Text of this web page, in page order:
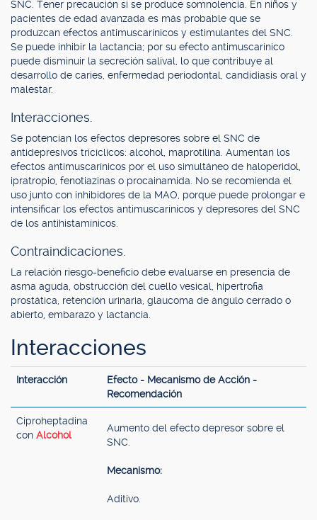
SNC. Tener precaución si se produce somnolencia. En niños y
pacientes de edad avanzada es más probable que se
produzcan efectos antimuscarínicos y estimulantes del SNC.
Se puede inhibir la lactancia; por su efecto antimuscarínico
puede disminuir la secreción salival, lo que contribuye al
desarrollo de caries, enfermedad periodontal, candidiasis oral y
malestar.
Interacciones.
Se potencian los efectos depresores sobre el SNC de
antidepresivos tricíclicos: alcohol, maprotilina. Aumentan los
efectos antimuscarínicos por el uso simultáneo de haloperidol,
ipratropio, fenotiazinas o procainamida. No se recomienda el
uso junto con inhibidores de la MAO, porque puede prolongar e
intensificar los efectos antimuscarínicos y depresores del SNC
de los antihistamínicos.
Contraindicaciones.
La relación riesgo-beneficio debe evaluarse en presencia de
asma aguda, obstrucción del cuello vesical, hipertrofia
prostática, retención urinaria, glaucoma de ángulo cerrado o
abierto, embarazo y lactancia.
Interacciones
Interacción
Efecto - Mecanismo de Acción -
Recomendación
Ciproheptadina
con Alcohol
Aumento del efecto depresor sobre el
SNC.
Mecanismo:
Aditivo.